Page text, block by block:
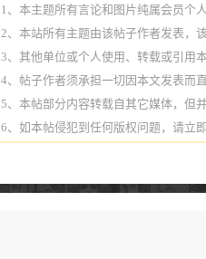
1、本主题所有言论和图片纯属会员个
2、本站所有主题由该帖子作者发表，
3、其他单位或个人使用、转载或引用
4、帖子作者须承担一切因本文发表而
5、本帖部分内容转载自其它媒体，但
6、如本帖侵犯到任何版权问题，请立